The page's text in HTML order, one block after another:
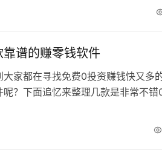
谱的赚零钱软件
家都在寻找免费0投资赚钱快又多
？下面追忆来整理几款是非常不错